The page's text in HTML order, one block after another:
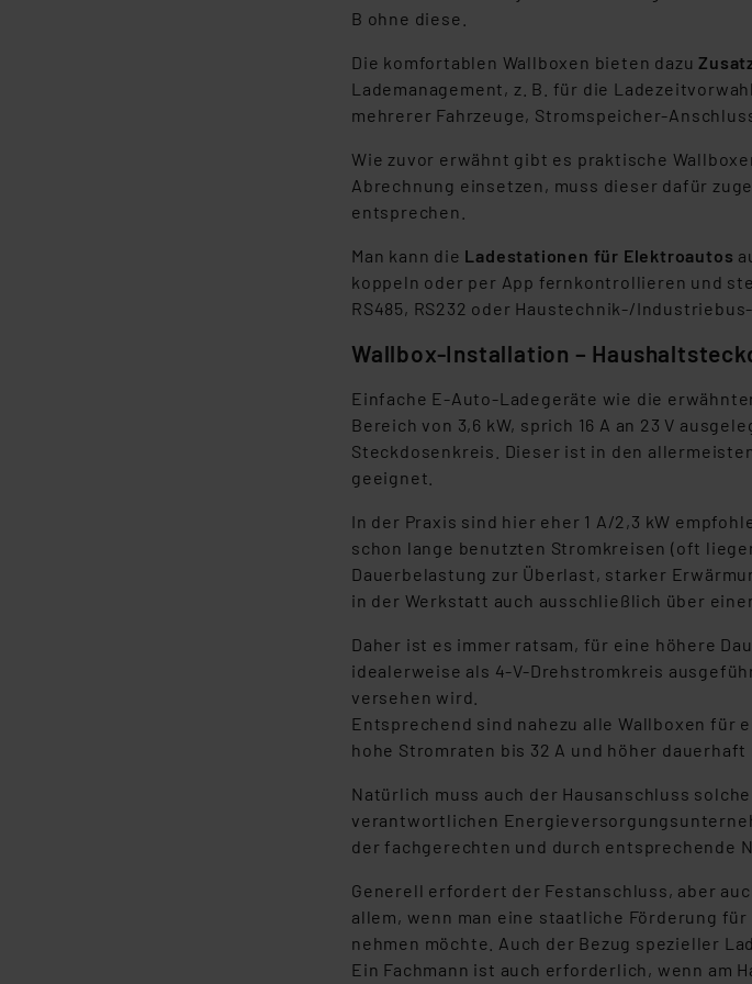
Für die USA besteht kein Angemessenheitsbeschluss der
Daten in Überwachungsprogrammen verarbeiten, ohne dass
Unsere Kooperation mit diesen Dienstleistern stützt sich auf
Kommission sowie einer eigenen Beurteilung der mit der
Impressum|Datenschutzerklärung
B ohne diese.
Die komfortablen Wallboxen bieten dazu
Lademanagement, z. B. für die
mehrerer Fahrzeuge, Stromspeicher-
Wie zuvor erwähnt gibt es praktische
Abrechnung einsetzen, muss dieser dafür
entsprechen.
Man kann die Ladestationen für Elektroautos
koppeln oder per App fernkontrollieren und
RS485, RS232 oder Haustechnik-/
Wallbox-Installation –
Einfache E-Auto-Ladegeräte wie die
Bereich von 3,6 kW, sprich 16 A an 23 V
Steckdosenkreis. Dieser ist in den
geeignet.
In der Praxis sind hier eher 1 A/2,3 kW
schon lange benutzten Stromkreisen (oft
Dauerbelastung zur Überlast, starker
in der Werkstatt auch ausschließlich über
Daher ist es immer ratsam, für eine höhere
idealerweise als 4-V-Drehstromkreis
versehen wird.
Entsprechend sind nahezu alle Wallboxen für
hohe Stromraten bis 32 A und höher
Natürlich muss auch der Hausanschluss
verantwortlichen
der fachgerechten und durch entsprechende
Generell erfordert der Festanschluss, aber
allem, wenn man eine staatliche Förderung
nehmen möchte. Auch der Bezug spezieller
Ein Fachmann ist auch erforderlich, wenn am